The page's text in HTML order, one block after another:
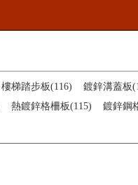
樓梯踏步板(116) 鍍鋅溝蓋板
熱鍍鋅格柵板(115) 鍍鋅鋼